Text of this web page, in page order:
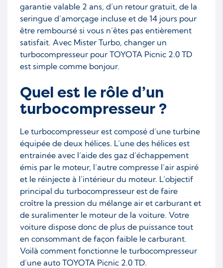
801891-5003
801891-5003S
801891-5004
801891-5004S
801891-9001W
801891-9002W
8018910001
8018910004
8018915002
8018915002S
8018915004
8018915004S
8018919001W
8018919002W
801891-5001S-WSMTA
P00
garantie valable 2 ans, d’un retour gratuit, de la
seringue d’amorçage incluse et de 14 jours pour
être remboursé si vous n’êtes pas entièrement
satisfait. Avec Mister Turbo, changer un
turbocompresseur pour TOYOTA Picnic 2.0 TD
est simple comme bonjour.
Quel est le rôle d’un
turbocompresseur ?
Le turbocompresseur est composé d’une turbine
équipée de deux hélices. L’une des hélices est
entrainée avec l’aide des gaz d’échappement
émis par le moteur, l’autre compresse l’air aspiré
et le réinjecte à l’intérieur du moteur. L’objectif
principal du turbocompresseur est de faire
croître la pression du mélange air et carburant et
de suralimenter le moteur de la voiture. Votre
voiture dispose donc de plus de puissance tout
en consommant de façon faible le carburant.
Voilà comment fonctionne le turbocompresseur
d’une auto TOYOTA Picnic 2.0 TD.